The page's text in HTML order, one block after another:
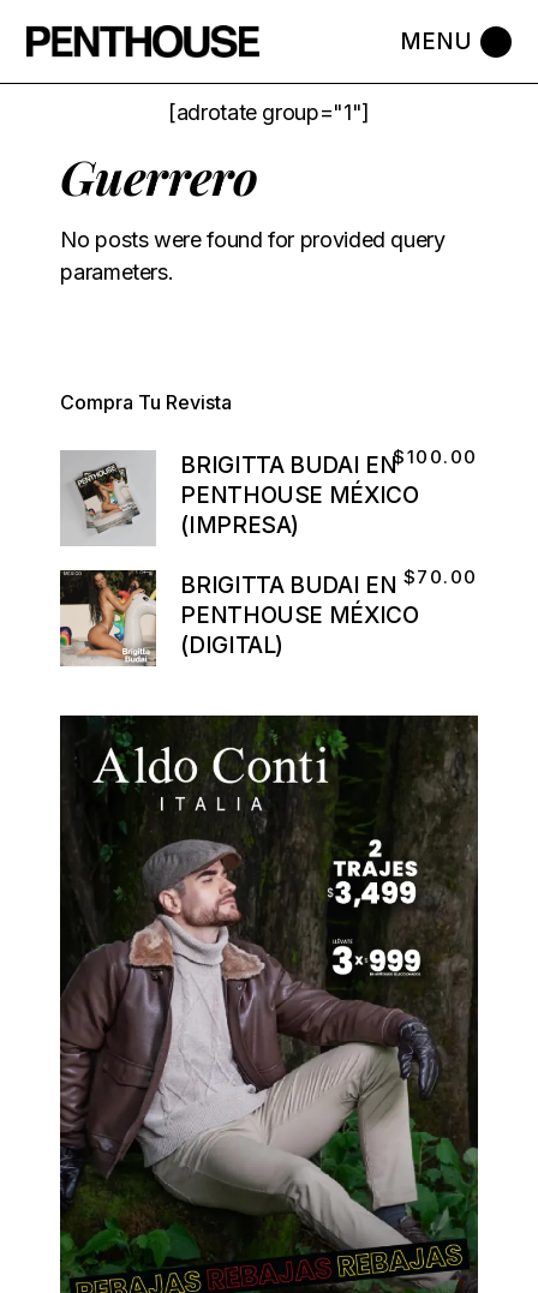
[adrotate group="1"]
Guerrero
No posts were found for provided query
parameters.
Compra Tu Revista
BRIGITTA BUDAI EN
PENTHOUSE MÉXICO
(IMPRESA)
$100.00
BRIGITTA BUDAI EN
PENTHOUSE MÉXICO
(DIGITAL)
$70.00